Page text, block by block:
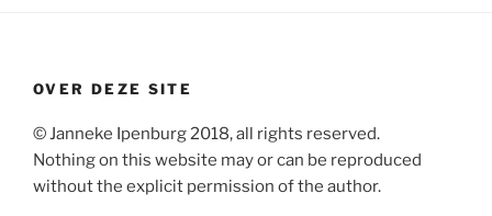
OVER DEZE SITE
© Janneke Ipenburg 2018, all rights reserved.
Nothing on this website may or can be reproduced
without the explicit permission of the author.